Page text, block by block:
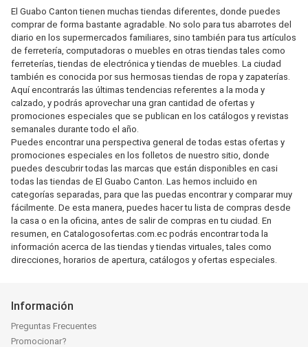
El Guabo Canton tienen muchas tiendas diferentes, donde puedes
comprar de forma bastante agradable. No solo para tus abarrotes del
diario en los supermercados familiares, sino también para tus artículos
de ferretería, computadoras o muebles en otras tiendas tales como
ferreterías, tiendas de electrónica y tiendas de muebles. La ciudad
también es conocida por sus hermosas tiendas de ropa y zapaterías.
Aquí encontrarás las últimas tendencias referentes a la moda y
calzado, y podrás aprovechar una gran cantidad de ofertas y
promociones especiales que se publican en los catálogos y revistas
semanales durante todo el año.
Puedes encontrar una perspectiva general de todas estas ofertas y
promociones especiales en los folletos de nuestro sitio, donde
puedes descubrir todas las marcas que están disponibles en casi
todas las tiendas de El Guabo Canton. Las hemos incluido en
categorías separadas, para que las puedas encontrar y comparar muy
fácilmente. De esta manera, puedes hacer tu lista de compras desde
la casa o en la oficina, antes de salir de compras en tu ciudad. En
resumen, en Catalogosofertas.com.ec podrás encontrar toda la
información acerca de las tiendas y tiendas virtuales, tales como
direcciones, horarios de apertura, catálogos y ofertas especiales.
Información
Preguntas Frecuentes
Promocionar?